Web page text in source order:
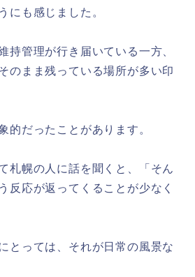
にも感じました。
持管理が行き届いている一方、
のまま残っている場所が多い印
的だったことがあります。
札幌の人に話を聞くと、「そん
反応が返ってくることが少なく
とっては、それが日常の風景な